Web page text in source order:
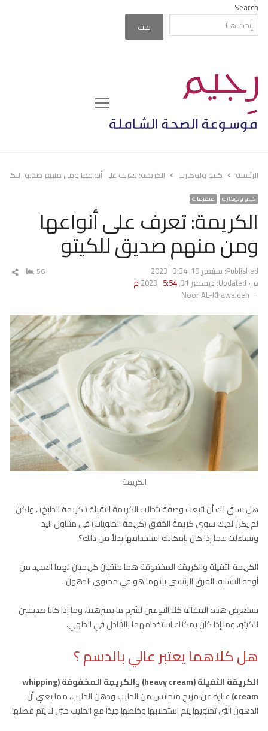
Search
بحث
Menu
الرئيسة كيتو ولوكارب الكريمة: تعرف على أنواعها ومن منهم صديق للكيتو
كيتو ولوكارب متفرقات
الكريمة: تعرف على أنواعها
ومن منهم صديق للكيتو
Published: سبتمبر 19, 2023
3:34
م Updated: ديسمبر 31, 2023 5:54 م
Author
Noor AL-Khawaldeh
56
الكريمة
هل سبق لك أن اتبعت وصفة تتطلب الكريمة الثقيلة ( كريمة الطبخ) ، ولكن
لم يكن لديك سوى كريمة الخفق (كريمة الحلويات) في متناول اليد
وتساءلت عما إذا كان بإمكانك استخدامها بدلاً من ذلك؟
الكريمة الثقيلة والكريمَة المخفوقة هما منتجان كريميان لهما العديد من
أوجه التشابه. الفرق الرئيسي بينهما هو في محتوى الدهون.
تستعرض هذه المقالة كلا النوعين لشرح ما يميزهما، وما إذا كانا صديقين
للكيتو، وما إذا كان يمكنك استخدامهما بالتبادل في الطهي.
هل كلاهما يعتبر عالي بالدسم ؟
الكريمَة الثقيلة (heavy cream) و
الكريمِة المخفوقة (whipping
cream) عبارة عن مزيج متجانس من الحليب ودهن الحليب، مما يعني أن
الدهون التي تحتويها يتم استحلابها وخلطها جيدًا مع الحليب حتى لا يتم فصلها.